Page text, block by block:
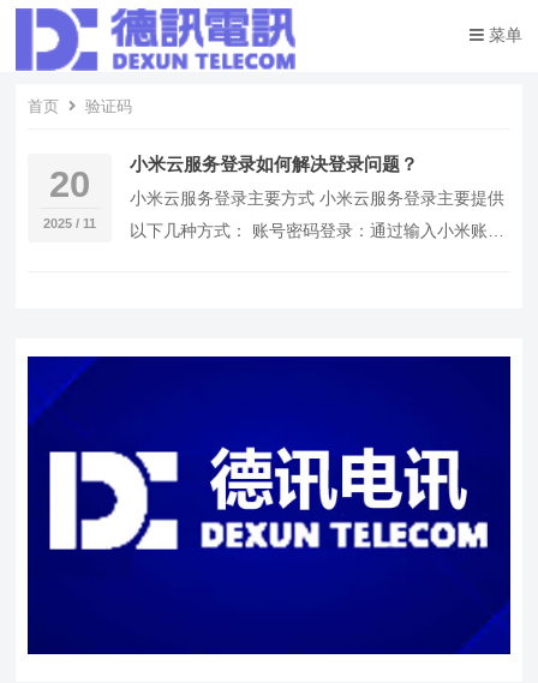
菜单
首页 验证码
20
2025 / 11
小米云服务登录如何解决登录问题？
小米云服务登录主要方式 小米云服务登录主要提供
以下几种方式： 账号密码登录：通过输入小米账号